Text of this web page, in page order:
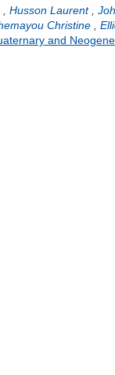
Husson Laurent
Christine
and Neogene